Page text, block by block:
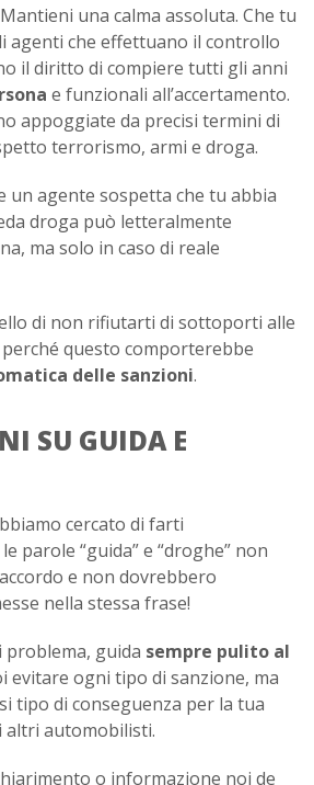
una calma assoluta. Che tu
agenti che effettuano il controllo
il diritto di compiere tutti gli anni
e funzionali all’accertamento.
appoggiate da precisi termini di
terrorismo, armi e droga.
un agente sospetta che tu abbia
droga può letteralmente
ma solo in caso di reale
di non rifiutarti di sottoporti alle
questo comporterebbe
delle sanzioni.
SU GUIDA E
cercato di farti
parole “guida” e “droghe” non
e non dovrebbero
nella stessa frase!
problema, guida sempre pulito al
evitare ogni tipo di sanzione, ma
tipo di conseguenza per la tua
altri automobilisti.
o informazione noi de